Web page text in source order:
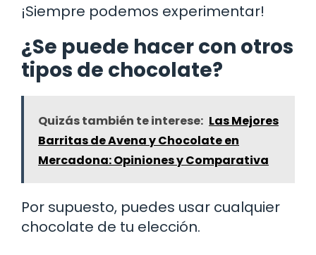
¡Siempre podemos experimentar!
¿Se puede hacer con otros
tipos de chocolate?
Quizás también te interese: Las Mejores
Barritas de Avena y Chocolate en
Mercadona: Opiniones y Comparativa
Por supuesto, puedes usar cualquier
chocolate de tu elección.